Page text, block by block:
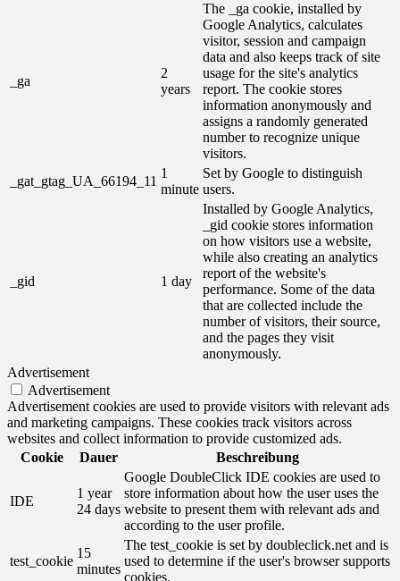
_ga
2
years
The _ga cookie, installed by
Google Analytics, calculates
visitor, session and campaign
data and also keeps track of site
usage for the site's analytics
report. The cookie stores
information anonymously and
assigns a randomly generated
number to recognize unique
visitors.
_gat_gtag_UA_66194_11
1
minute
Set by Google to distinguish
users.
_gid 1 day
Installed by Google Analytics,
_gid cookie stores information
on how visitors use a website,
while also creating an analytics
report of the website's
performance. Some of the data
that are collected include the
number of visitors, their source,
and the pages they visit
anonymously.
Advertisement
Advertisement
Advertisement cookies are used to provide visitors with relevant ads
and marketing campaigns. These cookies track visitors across
websites and collect information to provide customized ads.
Cookie
Dauer Beschreibung
IDE
1 year
24 days
Google DoubleClick IDE cookies are used to
store information about how the user uses the
website to present them with relevant ads and
according to the user profile.
test_cookie
15
minutes
The test_cookie is set by doubleclick.net and is
used to determine if the user's browser supports
cookies.